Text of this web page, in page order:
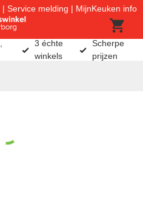
Service melding MijnKeuken info
3 échte
winkels
Scherpe
prijzen